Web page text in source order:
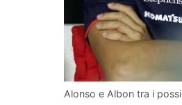
Alonso e Albon tra i